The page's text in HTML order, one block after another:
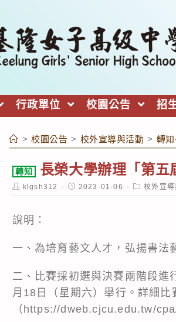
行政單位 校園公告 招
> 校園公告 > 校外宣導與活動 > 轉
轉知 長榮大學辦理「第五
Post
author:
klgsh312
Post
published:
2023-01-06
Post
category:
校外宣導
說明：
一、為培育藝文人才，弘揚書法
二、比賽採初選與決賽兩階段
月18日（星期六）舉行。詳細
（https://dweb.cjcu.edu.tw/